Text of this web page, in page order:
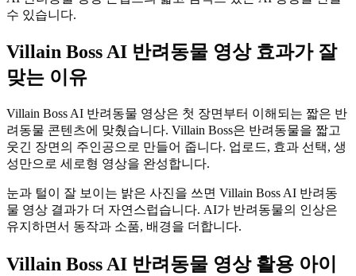
수 있습니다.
Villain Boss AI 반려동물 영상 효과가 잘
맞는 이유
Villain Boss AI 반려동물 영상은 첫 장면부터 이해되는 짧은 반
려동물 콘텐츠에 맞췄습니다. Villain Boss은 반려동물을 짧고
웃긴 장면의 주인공으로 만들어 줍니다. 업로드, 효과 선택, 생
성만으로 세로형 영상을 완성합니다.
눈과 털이 잘 보이는 밝은 사진을 쓰면 Villain Boss AI 반려동
물 영상 결과가 더 자연스럽습니다. AI가 반려동물의 인상은
유지하면서 동작과 소품, 배경을 더합니다.
Villain Boss AI 반려동물 영상 활용 아이